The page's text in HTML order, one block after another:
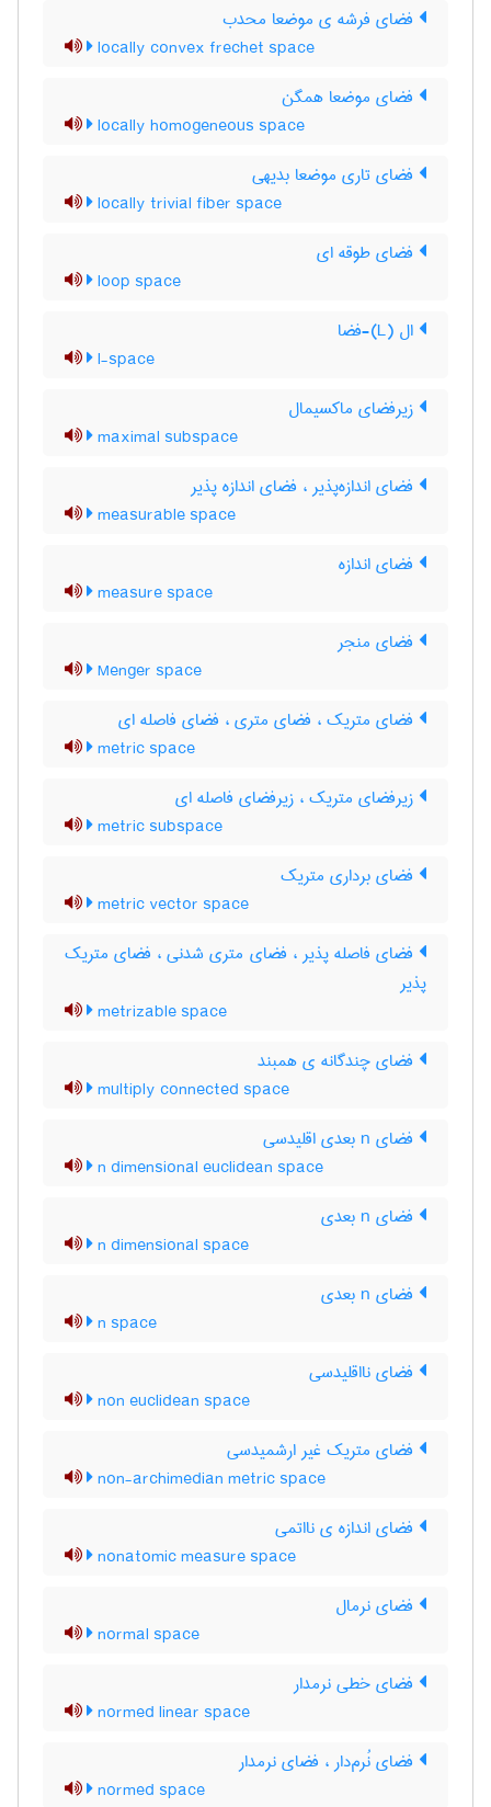
فضای فرشه ی موضعا محدب
locally convex frechet space
فضای موضعا همگن
locally homogeneous space
فضای تاری موضعا بدیهی
locally trivial fiber space
فضای طوقه ای
loop space
ال (L)-فضا
l-space
زیرفضای ماکسیمال
maximal subspace
فضای اندازه‌پذیر ، فضای اندازه پذیر
measurable space
فضای اندازه
measure space
فضای منجر
Menger space
فضای متریک ، فضای متری ، فضای فاصله ای
metric space
زیرفضای متریک ، زیرفضای فاصله ای
metric subspace
فضای برداری متریک
metric vector space
فضای فاصله پذیر ، فضای متری شدنی ، فضای متریک
پذیر
metrizable space
فضای چندگانه ی همبند
multiply connected space
فضای n بعدی اقلیدسی
n dimensional euclidean space
فضای n بعدی
n dimensional space
فضای n بعدی
n space
فضای نااقلیدسی
non euclidean space
فضای متریک غیر ارشمیدسی
non-archimedian metric space
فضای اندازه ی نااتمی
nonatomic measure space
فضای نرمال
normal space
فضای خطی نرمدار
normed linear space
فضای نُرم‌دار ، فضای نرمدار
normed space